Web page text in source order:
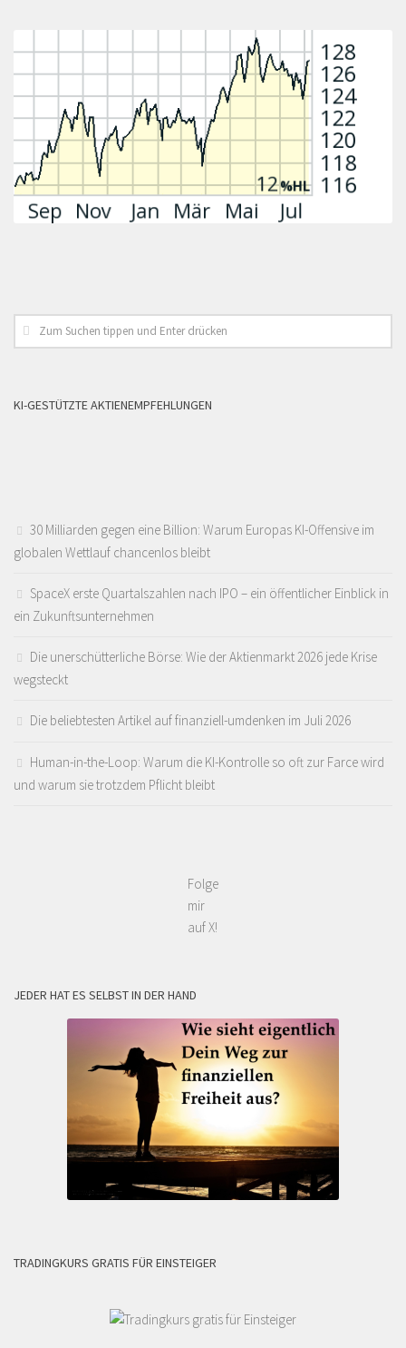
KI-GESTÜTZTE AKTIENEMPFEHLUNGEN
30 Milliarden gegen eine Billion: Warum Europas KI-Offensive im
globalen Wettlauf chancenlos bleibt
SpaceX erste Quartalszahlen nach IPO – ein öffentlicher Einblick in
ein Zukunftsunternehmen
Die unerschütterliche Börse: Wie der Aktienmarkt 2026 jede Krise
wegsteckt
Die beliebtesten Artikel auf finanziell-umdenken im Juli 2026
Human-in-the-Loop: Warum die KI-Kontrolle so oft zur Farce wird
und warum sie trotzdem Pflicht bleibt
Folge
mir
auf X!
JEDER HAT ES SELBST IN DER HAND
TRADINGKURS GRATIS FÜR EINSTEIGER